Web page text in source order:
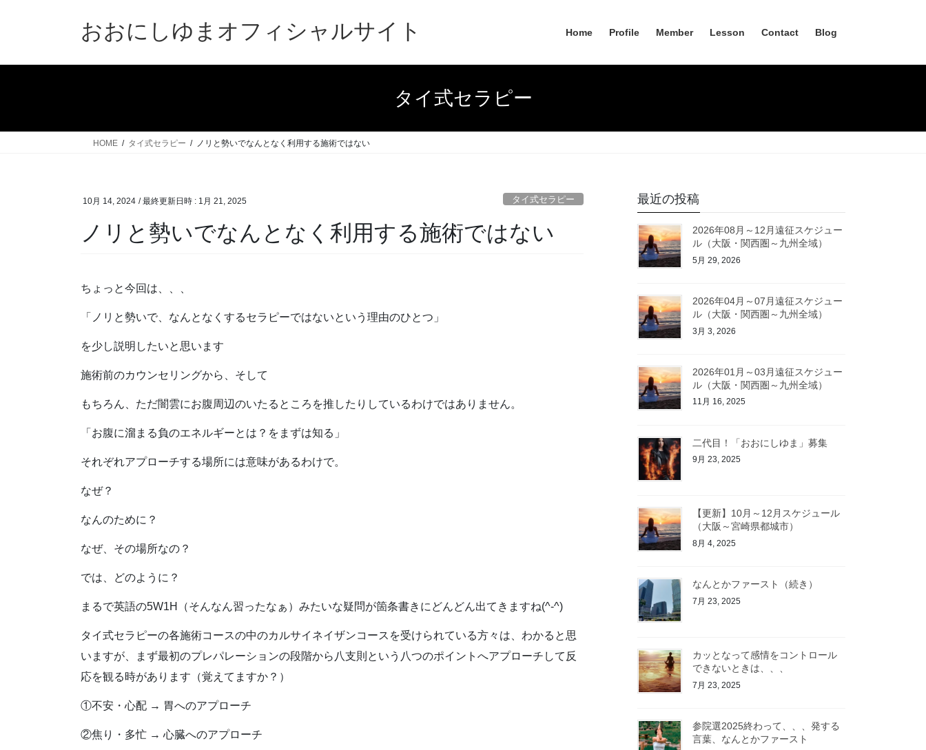
おおにしゆまオフィシャルサイト Home Profile Member Lesson Contact Blog
タイ式セラピー
HOME タイ式セラピー ノリと勢いでなんとなく利用する施術ではない
10月 14, 2024 / 最終更新日時 : 1月 21, 2025 タイ式セラピー
ノリと勢いでなんとなく利用する施術ではない
ちょっと今回は、、、
「ノリと勢いで、なんとなくするセラピーではないという理由のひとつ」
を少し説明したいと思います
施術前のカウンセリングから、そして
もちろん、ただ闇雲にお腹周辺のいたるところを推したりしているわけではありません。
「お腹に溜まる負のエネルギーとは？をまずは知る」
それぞれアプローチする場所には意味があるわけで。
なぜ？
なんのために？
なぜ、その場所なの？
では、どのように？
まるで英語の5W1H（そんなん習ったなぁ）みたいな疑問が箇条書きにどんどん出てきますね(^-^)
タイ式セラピーの各施術コースの中のカルサイネイザンコースを受けられている方々は、わかると思
いますが、まず最初のプレパレーションの段階から八支則という八つのポイントへアプローチして反
応を観る時があります（覚えてますか？）
①不安・心配 → 胃へのアプローチ
②焦り・多忙 → 心臓へのアプローチ
最近の投稿
2026年08月～12月遠征スケジュー
ル（大阪・関西圏～九州全域）
5月 29, 2026
2026年04月～07月遠征スケジュー
ル（大阪・関西圏～九州全域）
3月 3, 2026
2026年01月～03月遠征スケジュー
ル（大阪・関西圏～九州全域）
11月 16, 2025
二代目！「おおにしゆま」募集
9月 23, 2025
【更新】10月～12月スケジュール
（大阪～宮崎県都城市）
8月 4, 2025
なんとかファースト（続き）
7月 23, 2025
カッとなって感情をコントロール
できないときは、、、
7月 23, 2025
参院選2025終わって、、、発する
言葉、なんとかファースト